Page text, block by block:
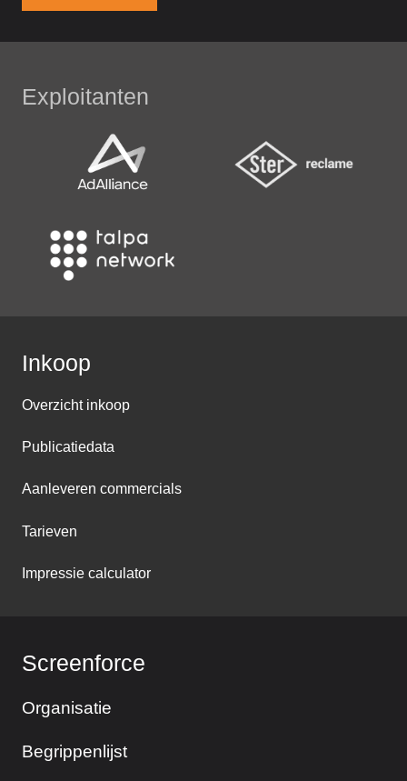
Exploitanten
Inkoop
Overzicht inkoop
Publicatiedata
Aanleveren commercials
Tarieven
Impressie calculator
Screenforce
Organisatie
Begrippenlijst